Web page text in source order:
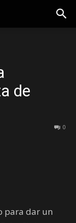
de
0
para dar un